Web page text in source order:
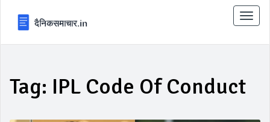
टॉगल
से
Tag: IPL Code Of Conduct